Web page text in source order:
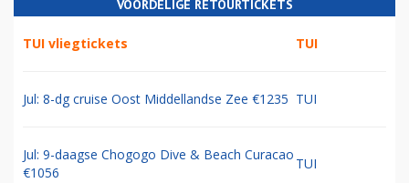
VOORDELIGE RETOURTICKETS
TUI vliegtickets TUI
Jul: 8-dg cruise Oost Middellandse Zee €1235 TUI
Jul: 9-daagse Chogogo Dive & Beach Curacao
€1056
TUI